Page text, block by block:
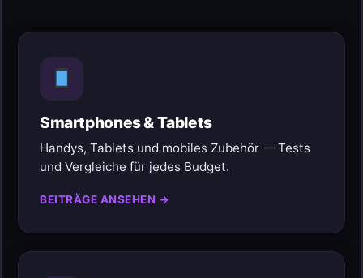
Smartphones & Tablets
Handys, Tablets und mobiles Zubehör — Tests
und Vergleiche für jedes Budget.
BEITRÄGE ANSEHEN →